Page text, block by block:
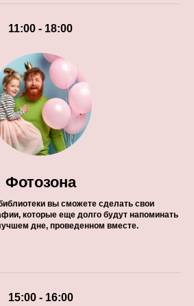
11:00 - 18:00
Фотозона
вы сможете сделать свои
которые еще долго будут напоминать
дне, проведенном вместе.
15:00 - 16:00